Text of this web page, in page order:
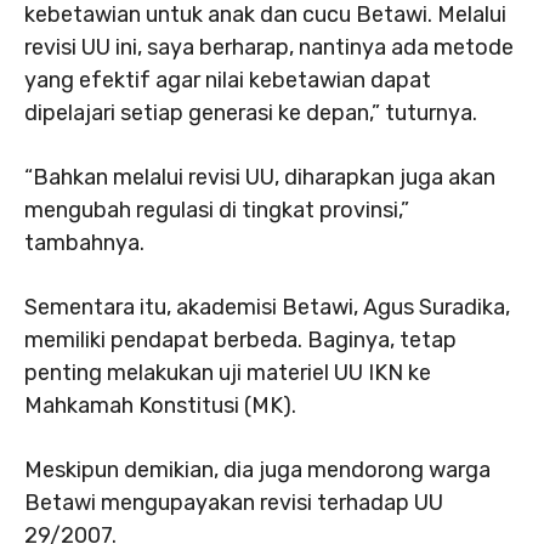
kebetawian untuk anak dan cucu Betawi. Melalui
revisi UU ini, saya berharap, nantinya ada metode
yang efektif agar nilai kebetawian dapat
dipelajari setiap generasi ke depan,” tuturnya.
“Bahkan melalui revisi UU, diharapkan juga akan
mengubah regulasi di tingkat provinsi,”
tambahnya.
Sementara itu, akademisi Betawi, Agus Suradika,
memiliki pendapat berbeda. Baginya, tetap
penting melakukan uji materiel UU IKN ke
Mahkamah Konstitusi (MK).
Meskipun demikian, dia juga mendorong warga
Betawi mengupayakan revisi terhadap UU
29/2007.